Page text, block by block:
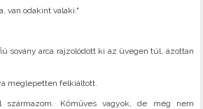
van odakint valaki."
sovány arca rajzolódott ki az üvegen túl, ázottan
meglepetten felkiáltott.
származom. Kőműves vagyok, de még nem